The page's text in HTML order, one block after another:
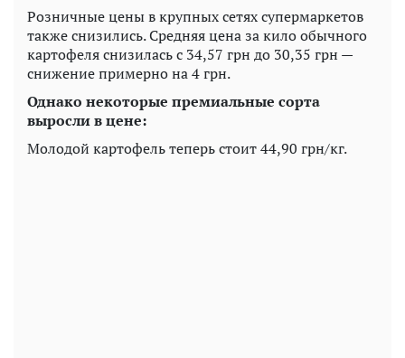
Розничные цены в крупных сетях супермаркетов
также снизились. Средняя цена за кило обычного
картофеля снизилась с 34,57 грн до 30,35 грн —
снижение примерно на 4 грн.
Однако некоторые премиальные сорта
выросли в цене:
Молодой картофель теперь стоит 44,90 грн/кг.